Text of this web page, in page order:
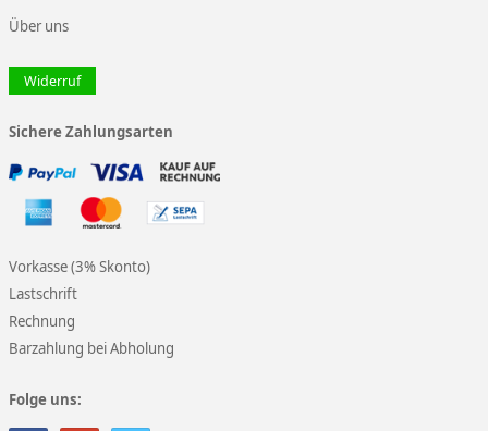
Über uns
Widerruf
Sichere Zahlungsarten
Vorkasse (3% Skonto)
Lastschrift
Rechnung
Barzahlung bei Abholung
Folge uns: